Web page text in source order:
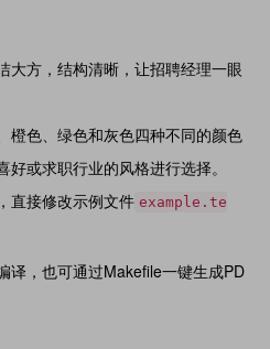
大方，结构清晰，让招聘经理一眼
橙色、绿色和灰色四种不同的颜色
或求职行业的风格进行选择。
直接修改示例文件 example.te
译，也可通过Makefile一键生成PD